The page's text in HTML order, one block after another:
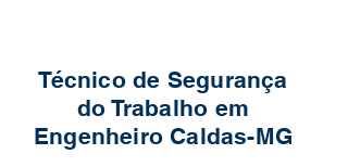
Técnico de Segurança
do Trabalho em
Engenheiro Caldas-MG